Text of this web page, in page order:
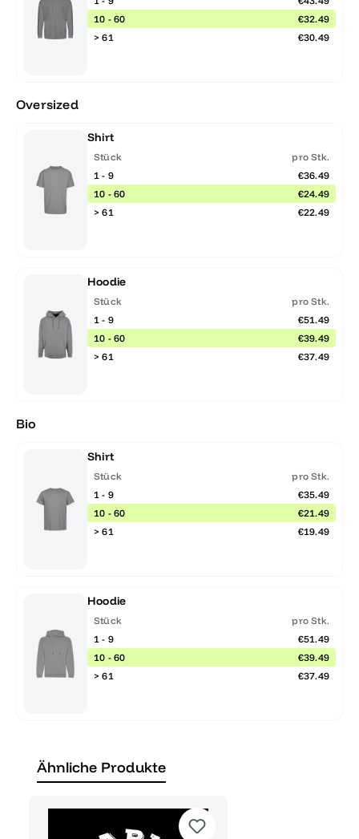
10 - 60
€32.49
> 61
€30.49
Oversized
Shirt
Stück
pro Stk.
1 - 9
€36.49
10 - 60
€24.49
> 61
€22.49
Hoodie
Stück
pro Stk.
1 - 9
€51.49
10 - 60
€39.49
> 61
€37.49
Bio
Shirt
Stück
pro Stk.
1 - 9
€35.49
10 - 60
€21.49
> 61
€19.49
Hoodie
Stück
pro Stk.
1 - 9
€51.49
10 - 60
€39.49
> 61
€37.49
Ähnliche Produkte